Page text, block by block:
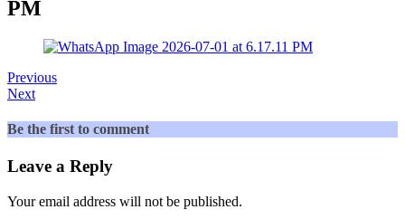
PM
Previous
Next
Be the first to comment
Leave a Reply
Your email address will not be published.